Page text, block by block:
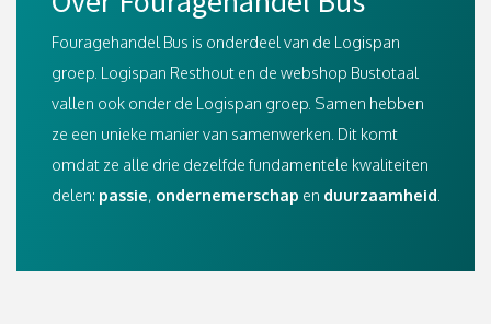
Fouragehandel Bus is onderdeel van de Logispan
groep. Logispan Resthout en de webshop Bustotaal
vallen ook onder de Logispan groep. Samen hebben
ze een unieke manier van samenwerken. Dit komt
omdat ze alle drie dezelfde fundamentele kwaliteiten
delen: passie, ondernemerschap en duurzaamheid